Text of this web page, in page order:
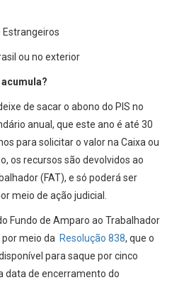
Estrangeiros
ou no exterior
de sacar o abono do PIS no
anual, que este ano é até 30
para solicitar o valor na Caixa ou
os recursos são devolvidos ao
(FAT), e só poderá ser
meio de ação judicial.
Fundo de Amparo ao Trabalhador
meio da Resolução 838, que o
para saque por cinco
data de encerramento do